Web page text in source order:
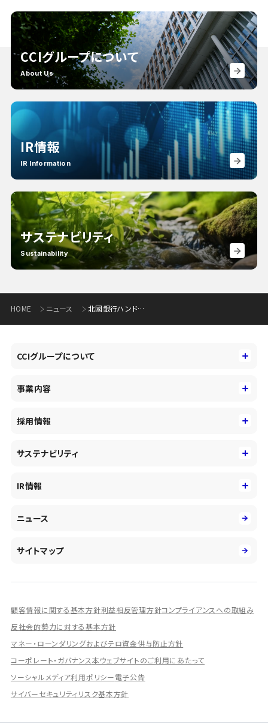
CCIグループについて
About Us
IR情報
IR Information
サステナビリティ
Sustainability
HOME ニュース 北國銀行ハンドボール部HoneyBee選手の引退について
CCIグループについて
コーポレートアイデンティティ
会社概要・沿革
事業内容
コンサルティング&アドバイザリー
投資事業の拡大
DXとシステムモダナイゼーション
人的資本経営の取組み
採用情報
キャリア採用
障がい者採用
サステナビリティ
社会
IR情報
有価証券報告書／四半期報告書
統合報告書
ディスクロージャー誌
IRプレゼンテーション資料
シェアードリサーチ社による調査レポート
IRに関するよくあるご質問
IRに関するお問い合わせ
ディスクロージャーポリシー
資本政策
ニュース
サイトマップ
顧客情報に関する基本方針利益相反管理方針コンプライアンスへの取組み
反社会的勢力に対する基本方針
マネー・ローンダリングおよびテロ資金供与防止方針
コーポレート・ガバナンス本ウェブサイトのご利用にあたって
ソーシャルメディア利用ポリシー電子公告
サイバーセキュリティリスク基本方針